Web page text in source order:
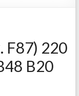
F87) 220
B20